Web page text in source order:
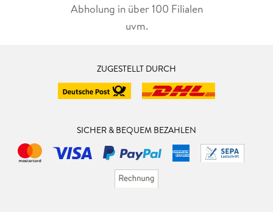
Abholung in über 100 Filialen
uvm.
ZUGESTELLT DURCH
SICHER & BEQUEM BEZAHLEN